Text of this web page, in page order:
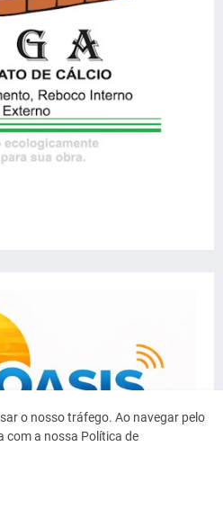
o nosso tráfego. Ao navegar pelo
com a nossa Política de